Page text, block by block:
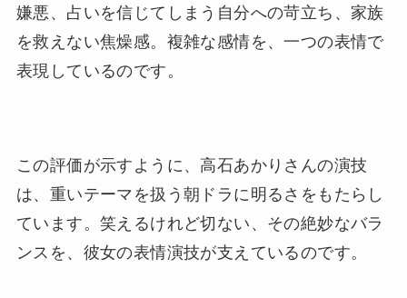
嫌悪、占いを信じてしまう自分への苛立ち、家族
を救えない焦燥感。複雑な感情を、一つの表情で
表現しているのです。
この評価が示すように、高石あかりさんの演技
は、重いテーマを扱う朝ドラに明るさをもたらし
ています。笑えるけれど切ない、その絶妙なバラ
ンスを、彼女の表情演技が支えているのです。